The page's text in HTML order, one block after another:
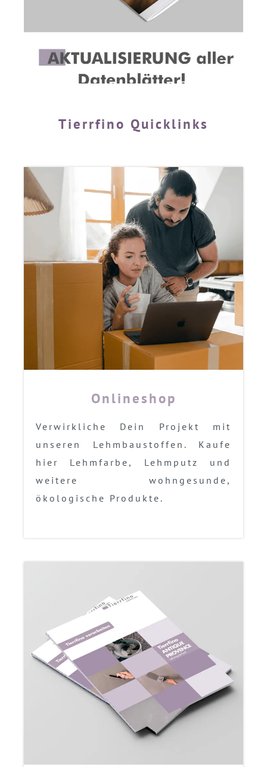
Tierrfino Quicklinks
Onlineshop
Verwirkliche Dein Projekt mit
unseren Lehmbaustoffen. Kaufe
hier Lehmfarbe, Lehmputz und
weitere wohngesunde,
ökologische Produkte.